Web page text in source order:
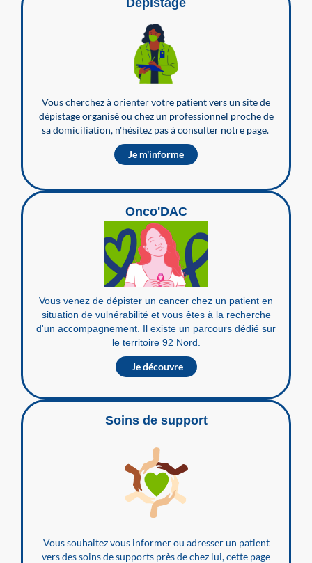
Vous cherchez à orienter votre patient vers un site de
dépistage organisé ou chez un professionnel proche de
sa domiciliation, n'hésitez pas à consulter notre page.
Je m'informe
Onco'DAC
Vous venez de dépister un cancer chez un patient en
situation de vulnérabilité et vous êtes à la recherche
d'un accompagnement. Il existe un parcours dédié sur
le territoire 92 Nord.
Je découvre
Soins de support
Vous souhaitez vous informer ou adresser un patient
vers des soins de supports près de chez lui, cette page